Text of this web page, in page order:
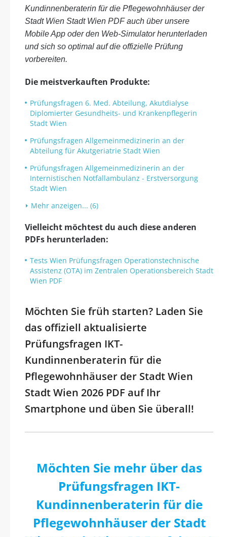
Kundinnenberaterin für die Pflegewohnhäuser der
Stadt Wien Stadt Wien PDF auch über unsere
Mobile App oder den Web-Simulator herunterladen
und sich so optimal auf die offizielle Prüfung
vorbereiten.
Die meistverkauften Produkte:
Prüfungsfragen 6. Med. Abteilung, Akutdialyse
Diplomierter Gesundheits- und Krankenpflegerin
Stadt Wien
Prüfungsfragen Allgemeinmedizinerin an der
Abteilung für Akutgeriatrie Stadt Wien
Prüfungsfragen Allgemeinmedizinerin an der
Internistischen Notfallambulanz - Erstversorgung
Stadt Wien
Mehr anzeigen... (6)
Vielleicht möchtest du auch diese anderen
PDFs herunterladen:
Tests Wien Prüfungsfragen Operationstechnische
Assistenz (OTA) im Zentralen Operationsbereich Stadt
Wien PDF
Möchten Sie früh starten? Laden Sie
das offiziell aktualisierte
Prüfungsfragen IKT-
Kundinnenberaterin für die
Pflegewohnhäuser der Stadt Wien
Stadt Wien 2026 PDF auf Ihr
Smartphone und üben Sie überall!
Möchten Sie mehr über das
Prüfungsfragen IKT-
Kundinnenberaterin für die
Pflegewohnhäuser der Stadt